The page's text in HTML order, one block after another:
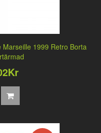
1999 Retro Borta